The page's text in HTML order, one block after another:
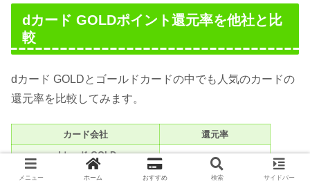
dカード GOLDポイント還元率を他社と比
較
dカード GOLDとゴールドカードの中でも人気のカードの
還元率を比較してみます。
カード会社
還元率
dカード GOLD
メニュー ホーム おすすめ 検索 サイドバー